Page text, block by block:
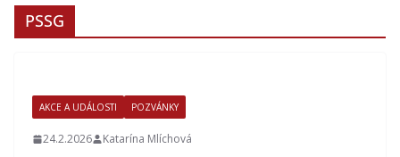
PSSG
AKCE A UDÁLOSTI POZVÁNKY
24.2.2026 Katarína Mlíchová